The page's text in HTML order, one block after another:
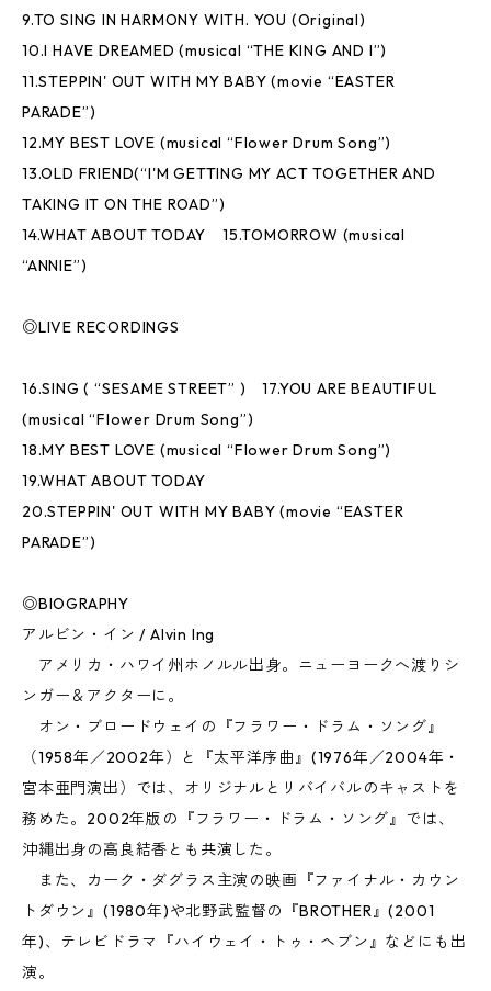
9.TO SING IN HARMONY WITH. YOU (Original)
10.I HAVE DREAMED (musical “THE KING AND I”)
11.STEPPIN' OUT WITH MY BABY (movie “EASTER
PARADE”)
12.MY BEST LOVE (musical “Flower Drum Song”)
13.OLD FRIEND(“I'M GETTING MY ACT TOGETHER AND
TAKING IT ON THE ROAD”)
14.WHAT ABOUT TODAY 15.TOMORROW (musical
“ANNIE”)
◎LIVE RECORDINGS
16.SING ( “SESAME STREET” ) 17.YOU ARE BEAUTIFUL
(musical “Flower Drum Song”)
18.MY BEST LOVE (musical “Flower Drum Song”)
19.WHAT ABOUT TODAY
20.STEPPIN' OUT WITH MY BABY (movie “EASTER
PARADE”)
◎BIOGRAPHY
アルビン・イン / Alvin Ing
アメリカ・ハワイ州ホノルル出身。ニューヨークへ渡りシ
ンガー＆アクターに。
オン・ブロードウェイの『フラワー・ドラム・ソング』
（1958年／2002年）と『太平洋序曲』(1976年／2004年・
宮本亜門演出）では、オリジナルとリバイバルのキャストを
務めた。2002年版の『フラワー・ドラム・ソング』では、
沖縄出身の高良結香とも共演した。
また、カーク・ダグラス主演の映画『ファイナル・カウン
トダウン』(1980年)や北野武監督の『BROTHER』(2001
年)、テレビドラマ『ハイウェイ・トゥ・ヘブン』などにも出
演。